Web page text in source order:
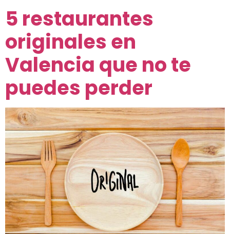
5 restaurantes
originales en
Valencia que no te
puedes perder